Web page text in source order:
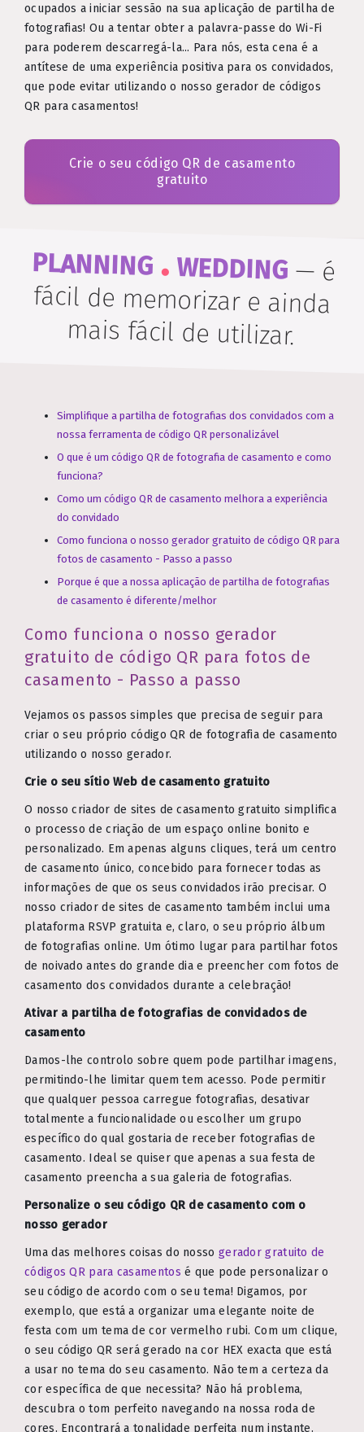
ocupados a iniciar sessão na sua aplicação de partilha de
fotografias! Ou a tentar obter a palavra-passe do Wi-Fi
para poderem descarregá-la... Para nós, esta cena é a
antítese de uma experiência positiva para os convidados,
que pode evitar utilizando o nosso gerador de códigos
QR para casamentos!
Crie o seu código QR de casamento
gratuito
PLANNING . WEDDING— é
fácil de memorizar e ainda
mais fácil de utilizar.
Simplifique a partilha de fotografias dos convidados com a
nossa ferramenta de código QR personalizável
O que é um código QR de fotografia de casamento e como
funciona?
Como um código QR de casamento melhora a experiência
do convidado
Como funciona o nosso gerador gratuito de código QR para
fotos de casamento - Passo a passo
Porque é que a nossa aplicação de partilha de fotografias
de casamento é diferente/melhor
Como funciona o nosso gerador
gratuito de código QR para fotos de
casamento - Passo a passo
Vejamos os passos simples que precisa de seguir para
criar o seu próprio código QR de fotografia de casamento
utilizando o nosso gerador.
Crie o seu sítio Web de casamento gratuito
O nosso criador de sites de casamento gratuito simplifica
o processo de criação de um espaço online bonito e
personalizado. Em apenas alguns cliques, terá um centro
de casamento único, concebido para fornecer todas as
informações de que os seus convidados irão precisar. O
nosso criador de sites de casamento também inclui uma
plataforma RSVP gratuita e, claro, o seu próprio álbum
de fotografias online. Um ótimo lugar para partilhar fotos
de noivado antes do grande dia e preencher com fotos de
casamento dos convidados durante a celebração!
Ativar a partilha de fotografias de convidados de
casamento
Damos-lhe controlo sobre quem pode partilhar imagens,
permitindo-lhe limitar quem tem acesso. Pode permitir
que qualquer pessoa carregue fotografias, desativar
totalmente a funcionalidade ou escolher um grupo
específico do qual gostaria de receber fotografias de
casamento. Ideal se quiser que apenas a sua festa de
casamento preencha a sua galeria de fotografias.
Personalize o seu código QR de casamento com o
nosso gerador
Uma das melhores coisas do nosso gerador gratuito de
códigos QR para casamentos é que pode personalizar o
seu código de acordo com o seu tema! Digamos, por
exemplo, que está a organizar uma elegante noite de
festa com um tema de cor vermelho rubi. Com um clique,
o seu código QR será gerado na cor HEX exacta que está
a usar no tema do seu casamento. Não tem a certeza da
cor específica de que necessita? Não há problema,
descubra o tom perfeito navegando na nossa roda de
cores. Encontrará a tonalidade perfeita num instante.